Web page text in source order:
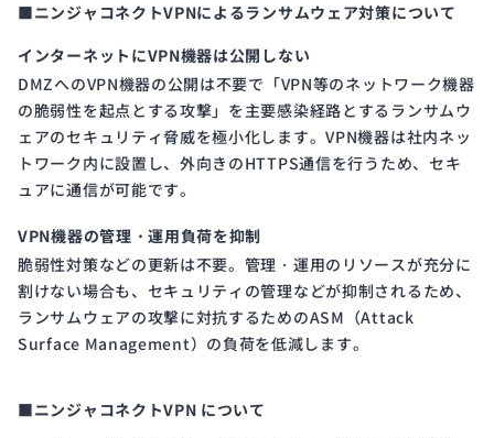
■ニンジャコネクトVPNによるランサムウェア対策について
インターネットにVPN機器は公開しない
DMZへのVPN機器の公開は不要で「VPN等のネットワーク機器
の脆弱性を起点とする攻撃」を主要感染経路とするランサムウ
ェアのセキュリティ脅威を極小化します。VPN機器は社内ネッ
トワーク内に設置し、外向きのHTTPS通信を行うため、セキ
ュアに通信が可能です。
VPN機器の管理・運用負荷を抑制
脆弱性対策などの更新は不要。管理・運用のリソースが充分に
割けない場合も、セキュリティの管理などが抑制されるため、
ランサムウェアの攻撃に対抗するためのASM（Attack
Surface Management）の負荷を低減します。
■ニンジャコネクトVPN について